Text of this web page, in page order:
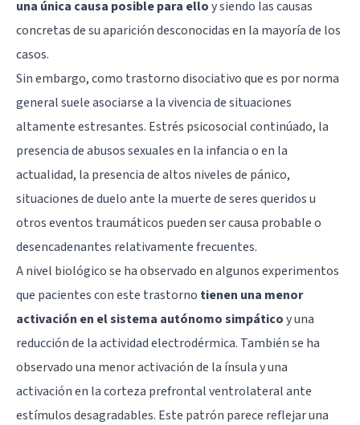
una única causa posible para elloy siendo las causas
concretas de su aparición desconocidas en la mayoría de los
casos.
Sin embargo, como trastorno disociativo que es por norma
general suele asociarse a la vivencia de situaciones
altamente estresantes. Estrés psicosocial continúado, la
presencia de abusos sexuales en la infancia o en la
actualidad, la presencia de altos niveles de pánico,
situaciones de duelo ante la muerte de seres queridos u
otros eventos traumáticos pueden ser causa probable o
desencadenantes relativamente frecuentes.
A nivel biológico se ha observado en algunos experimentos
que pacientes con este trastorno tienen una menor
activación en el sistema autónomo simpáticoy una
reducción de la actividad electrodérmica. También se ha
observado una menor activación de la ínsula y una
activación en la corteza prefrontal ventrolateral ante
estímulos desagradables. Este patrón parece reflejar una